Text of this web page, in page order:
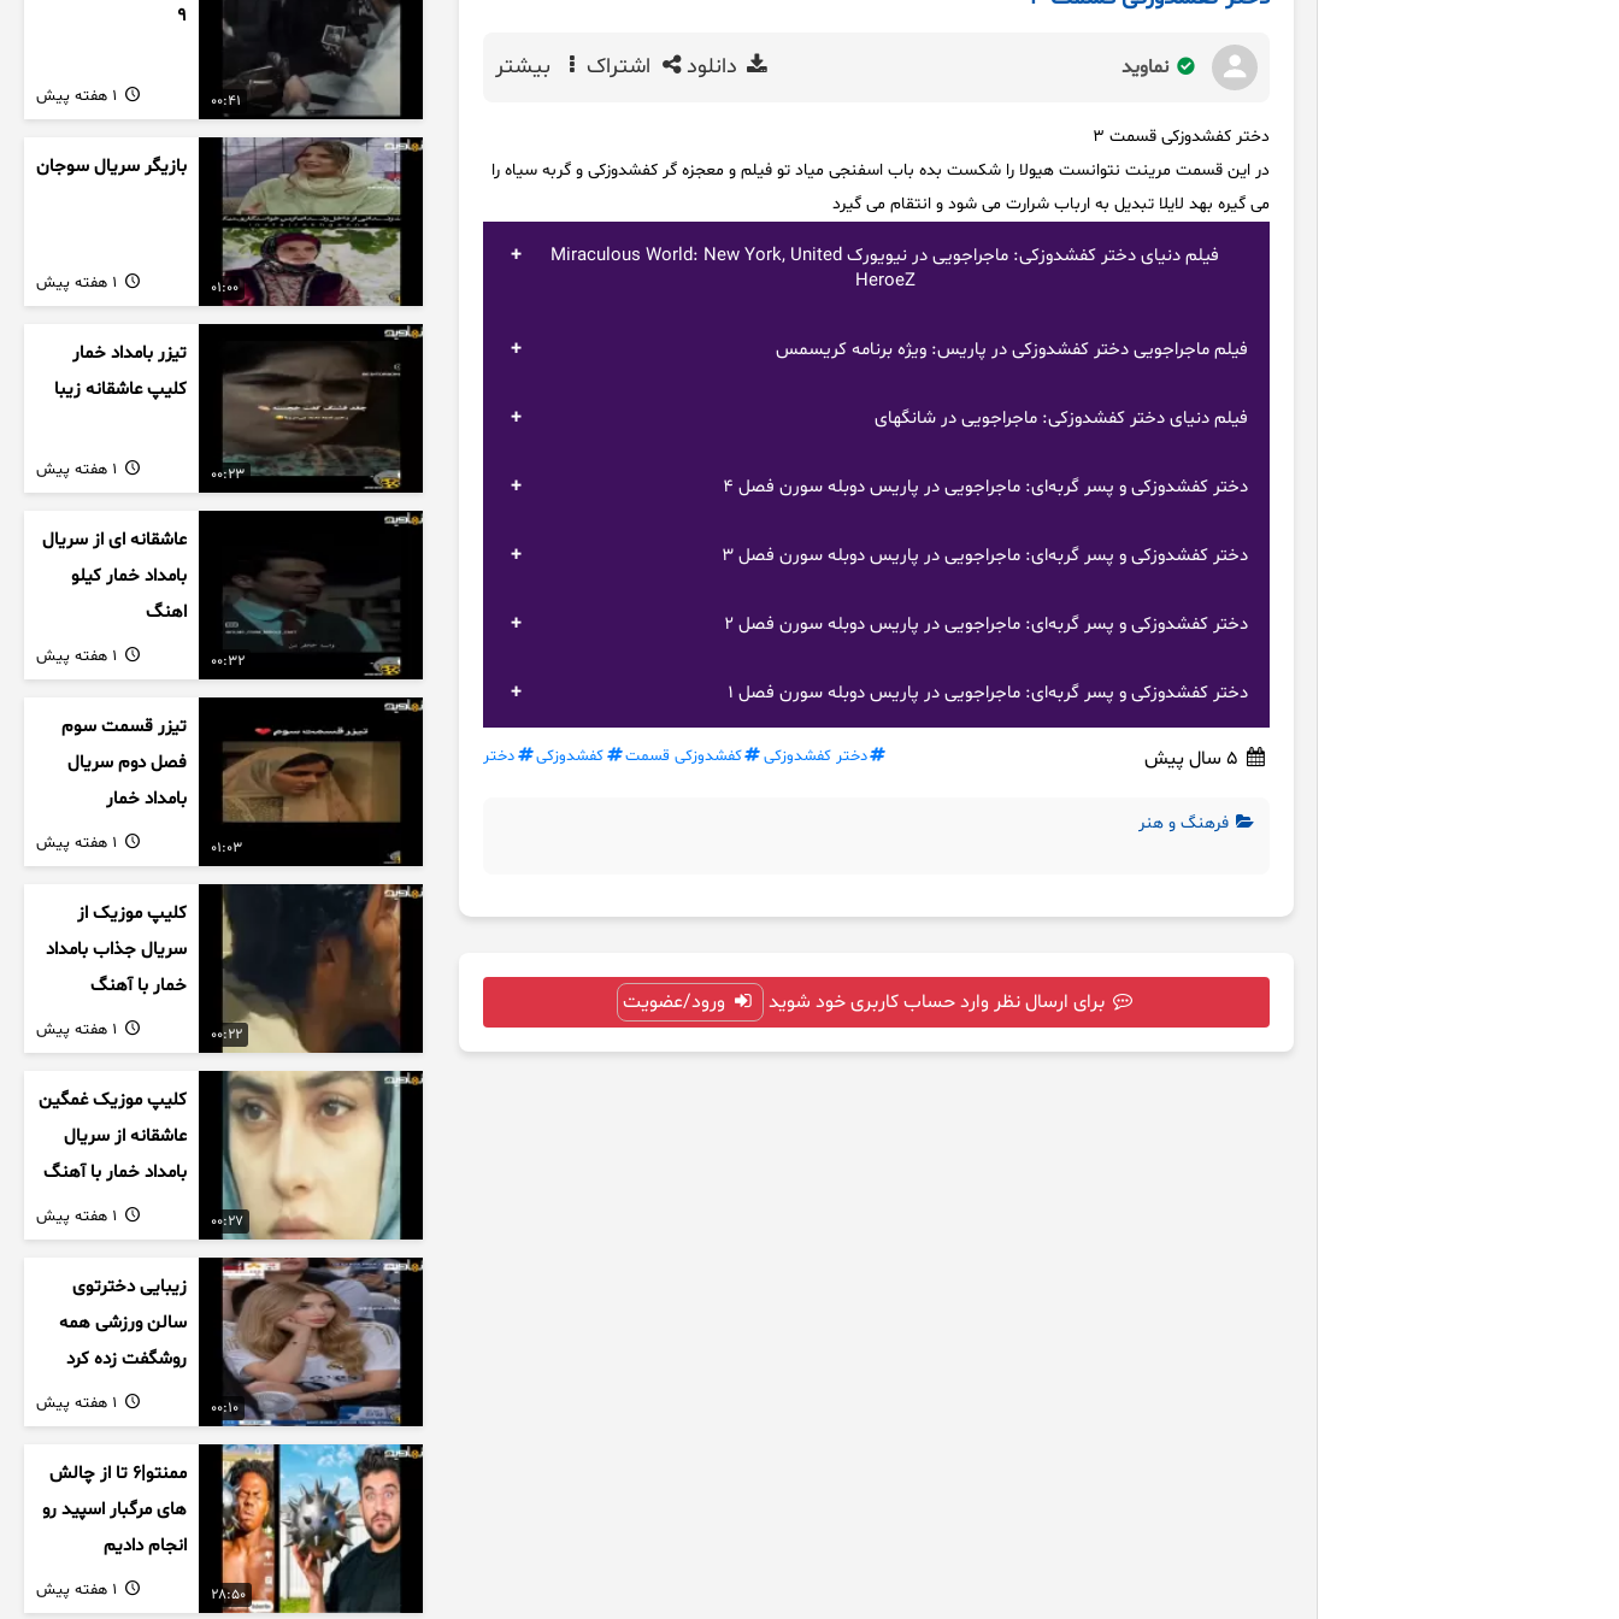
نماوید دانلود اشتراک بیشتر
دختر کفشدوزکی قسمت ۳
در این قسمت مرینت نتوانست هیولا را شکست بده باب اسفنجی میاد تو فیلم و معجزه گر کفشدوزکی و گربه سیاه را
می گیره بهد لایلا تبدیل به ارباب شرارت می شود و انتقام می گیرد
فیلم دنیای دختر کفشدوزکی: ماجراجویی در نیویورک Miraculous World: New York, United
HeroeZ
فیلم ماجراجویی دختر کفشدوزکی در پاریس: ویژه برنامه کریسمس
فیلم دنیای دختر کفشدوزکی: ماجراجویی در شانگهای
دختر کفشدوزکی و پسر گربه‌ای: ماجراجویی در پاریس دوبله سورن فصل 4
دختر کفشدوزکی و پسر گربه‌ای: ماجراجویی در پاریس دوبله سورن فصل 3
دختر کفشدوزکی و پسر گربه‌ای: ماجراجویی در پاریس دوبله سورن فصل 2
دختر کفشدوزکی و پسر گربه‌ای: ماجراجویی در پاریس دوبله سورن فصل 1
دختر کفشدوزکی کفشدوزکی قسمت کفشدوزکی دختر
فرهنگ و هنر
برای ارسال نظر وارد حساب کاربری خود شوید ورود/عضویت
00:41
9
01:00
بازیگر سریال سوجان
00:23
تیزر بامداد خمار
کلیپ عاشقانه زیبا
00:32
عاشقانه ای از سریال
بامداد خمار کیلو
اهنگ
01:03
تیزر قسمت سوم
فصل دوم سریال
بامداد خمار
00:22
کلیپ موزیک از
سریال جذاب بامداد
خمار با آهنگ
عاشقانه
00:27
کلیپ موزیک غمگین
عاشقانه از سریال
بامداد خمار با آهنگ
احسان خواجه امیری
00:10
زیبایی دخترتوی
سالن ورزشی همه
روشگفت زده کرد
28:50
ممنتو|۶ تا از چالش
های مرگبار اسپید رو
انجام دادیم